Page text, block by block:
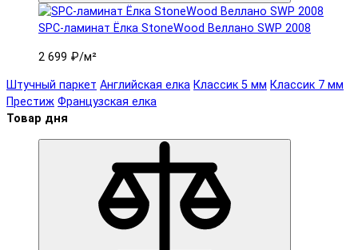
SPC-ламинат Ëлка StoneWood Веллано SWP 2008
2 699 ₽/м²
Штучный паркет Английская елка Классик 5 мм Классик 7 мм
Престиж Французская елка
Товар дня